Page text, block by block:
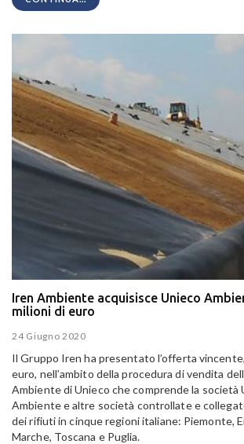
Iren Ambiente acquisisce Unieco
milioni di euro
24 Giugno 2020
Il Gruppo Iren ha presentato l’offerta
euro, nell’ambito della procedura di vendita
Ambiente di Unieco che comprende la società
Ambiente e altre società controllate e
dei rifiuti in cinque regioni italiane: Piemonte,
Marche, Toscana e Puglia.